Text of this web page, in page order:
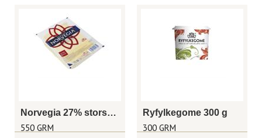
Norvegia 27% storskive 550 g
550 GRM
Ryfylkegome 300 g
300 GRM